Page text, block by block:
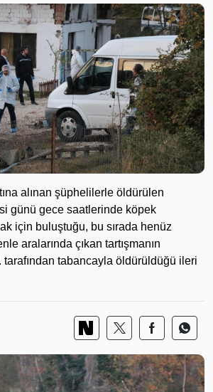
alınan şüphelilerle öldürülen
günü gece saatlerinde köpek
için buluştuğu, bu sırada henüz
aralarında çıkan tartışmanın
tarafından tabancayla öldürüldüğü ileri